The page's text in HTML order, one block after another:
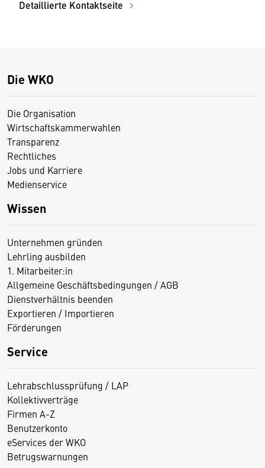
Detaillierte Kontaktseite
Die WKO
Die Organisation
Wirtschaftskammerwahlen
Transparenz
Rechtliches
Jobs und Karriere
Medienservice
Wissen
Unternehmen gründen
Lehrling ausbilden
1. Mitarbeiter:in
Allgemeine Geschäftsbedingungen / AGB
Dienstverhältnis beenden
Exportieren / Importieren
Förderungen
Service
Lehrabschlussprüfung / LAP
Kollektivverträge
Firmen A-Z
Benutzerkonto
eServices der WKO
Betrugswarnungen